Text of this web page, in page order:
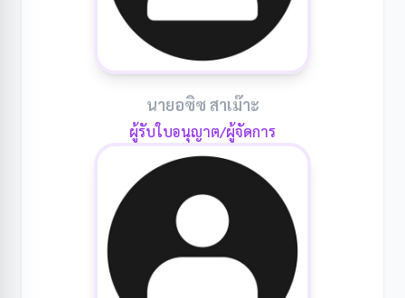
นายอซิซ สาเม๊าะ
ผู้รับใบอนุญาต/ผู้จัดการ